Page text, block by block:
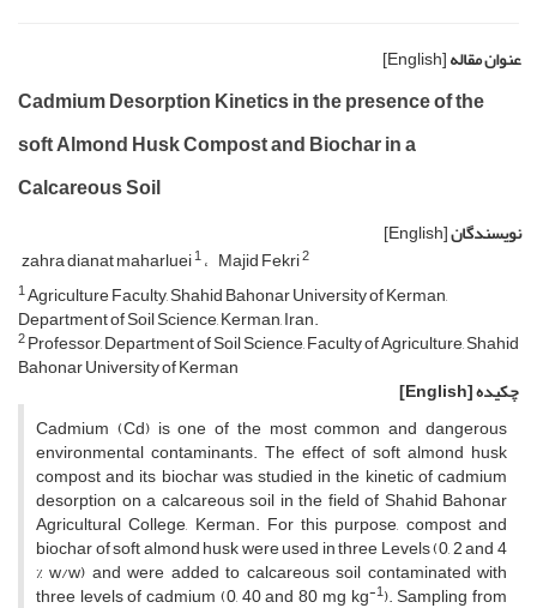
عنوان مقاله[English]
Cadmium Desorption Kinetics in the presence of the
soft Almond Husk Compost and Biochar in a
Calcareous Soil
نویسندگان[English]
zahra dianat maharluei1 Majid Fekri2
1Agriculture Faculty, Shahid Bahonar University of Kerman,
Department of Soil Science, Kerman, Iran.
2Professor, Department of Soil Science, Faculty of Agriculture, Shahid
Bahonar University of Kerman
چکیده[English]
Cadmium (Cd) is one of the most common and dangerous
environmental contaminants. The effect of soft almond husk
compost and its biochar was studied in the kinetic of cadmium
desorption on a calcareous soil in the field of Shahid Bahonar
Agricultural College, Kerman. For this purpose, compost and
biochar of soft almond husk were used in three Levels (0, 2 and 4
% w/w) and were added to calcareous soil contaminated with
three levels of cadmium (0, 40 and 80 mg kg-1). Sampling from